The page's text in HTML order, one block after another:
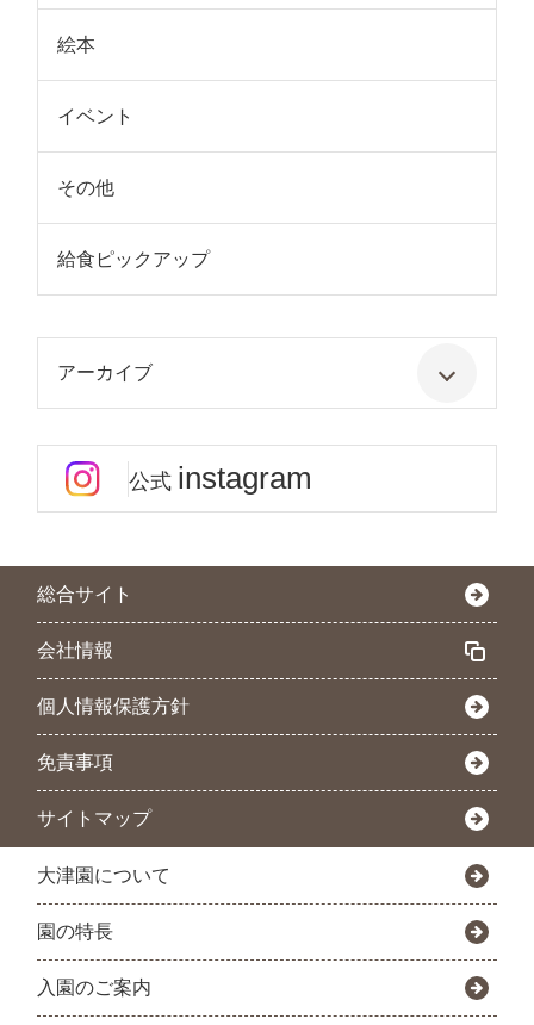
絵本
イベント
その他
給食ピックアップ
アーカイブ
公式 instagram
総合サイト
会社情報
個人情報保護方針
免責事項
サイトマップ
大津園について
園の特長
入園のご案内